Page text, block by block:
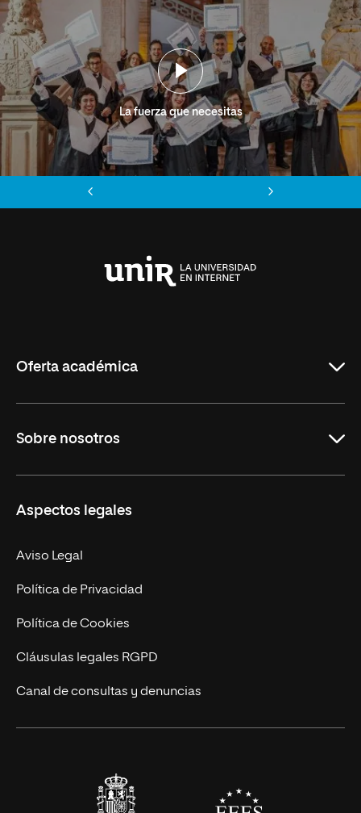
La fuerza que necesitas
Oferta académica
Másteres Oficiales
Doctorados
Experto Universitario
Postgrados
Cursos Universitarios
Sobre nosotros
Facultades
Nuestro Equipo
Trabaja en UNIR
Actualidad
UNIR Revista
Eventos
Aspectos legales
Aviso Legal
Política de Privacidad
Política de Cookies
Cláusulas legales RGPD
Canal de consultas y denuncias